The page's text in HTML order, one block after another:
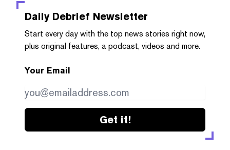
Daily Debrief Newsletter
Start every day with the top news stories right now,
plus original features, a podcast, videos and more.
Your Email
Get it!